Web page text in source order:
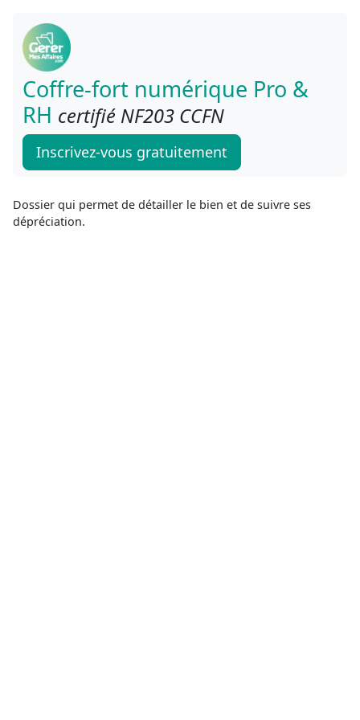
Coffre-fort numérique Pro &
RH certifié NF203 CCFN
Inscrivez-vous gratuitement
Dossier qui permet de détailler le bien et de suivre ses
dépréciation.